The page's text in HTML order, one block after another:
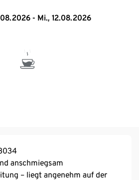
- Mi., 12.08.2026
anschmiegsam
– liegt angenehm auf der